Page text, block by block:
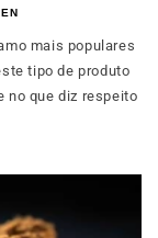
mais populares
tipo de produto
no que diz respeito